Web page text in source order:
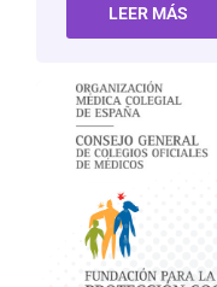
LEER MÁS